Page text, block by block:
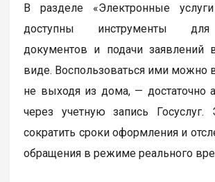
В разделе «Электронные
доступны инструменты для
документов и подачи заявлений
виде. Воспользоваться ими можно
не выходя из дома, — достаточно
через учетную запись Госуслуг.
сократить сроки оформления и
обращения в режиме реального